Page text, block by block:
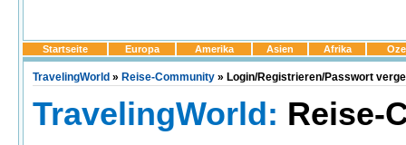
Startseite Europa Amerika Asien Afrika
TravelingWorld » Reise-Community » Login/Registrieren/Passwort
TravelingWorld: Reise-